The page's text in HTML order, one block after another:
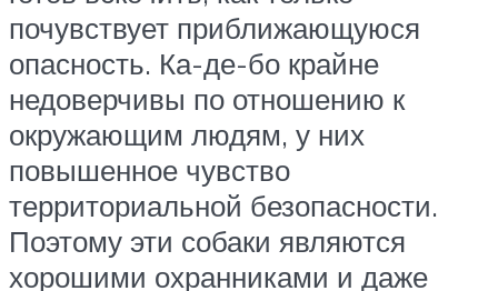
почувствует приближающуюся
опасность. Ка-де-бо крайне
недоверчивы по отношению к
окружающим людям, у них
повышенное чувство
территориальной безопасности.
Поэтому эти собаки являются
хорошими охранниками и даже